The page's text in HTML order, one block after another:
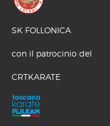
SK FOLLONICA
con il patrocinio del
CRTKARATE